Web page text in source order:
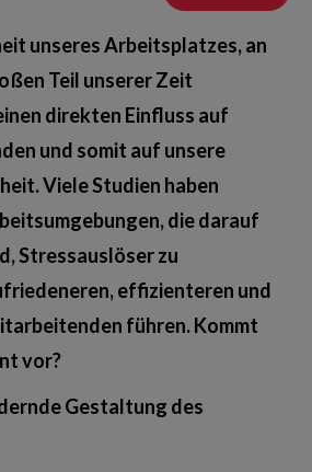
unseres Arbeitsplatzes, an
Teil unserer Zeit
direkten Einfluss auf
und somit auf unsere
Viele Studien haben
die darauf
Stressauslöser zu
effizienteren und
führen. Kommt
vor?
Gestaltung des